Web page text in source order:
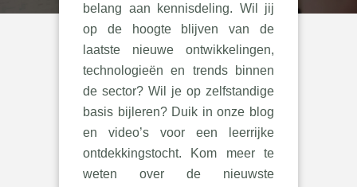
belang aan kennisdeling. Wil jij
op de hoogte blijven van de
laatste nieuwe ontwikkelingen,
technologieën en trends binnen
de sector? Wil je op zelfstandige
basis bijleren? Duik in onze blog
en video’s voor een leerrijke
ontdekkingstocht. Kom meer te
weten over de nieuwste